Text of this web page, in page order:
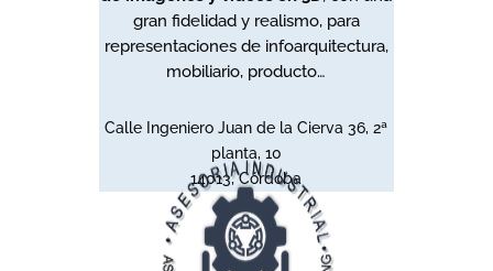
gran fidelidad y realismo, para
representaciones de infoarquitectura,
mobiliario, producto…
Calle Ingeniero Juan de la Cierva 36, 2ª
planta, 10
14013, Córdoba